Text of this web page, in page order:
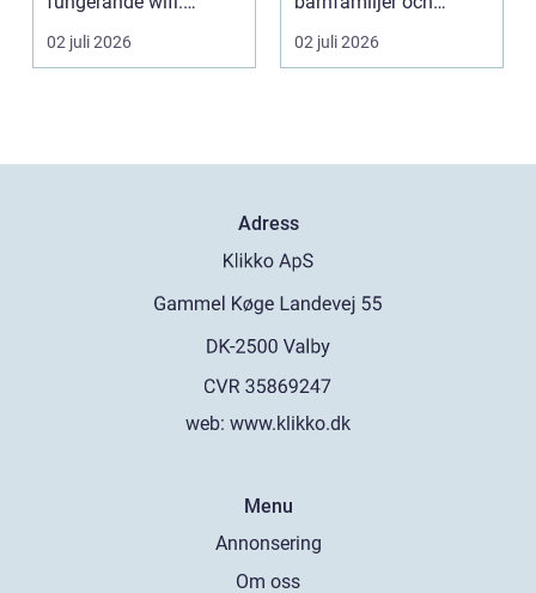
Företag som planerar...
02 juli 2026
natur&au...
02 juli 2026
Adress
web: www.klikko.dk
Menu
Annonsering
Om oss